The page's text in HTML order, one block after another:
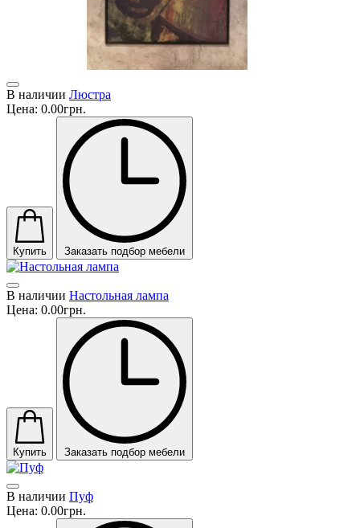
В наличии Люстра
Цена: 0.00грн.
Купить Заказать подбор мебели
В наличии Настольная лампа
Цена: 0.00грн.
Купить Заказать подбор мебели
В наличии Пуф
Цена: 0.00грн.